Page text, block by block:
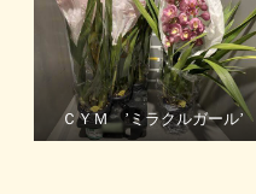
ＣＹＭ ’ミラクルガール’